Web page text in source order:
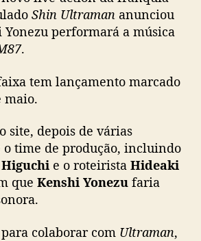
f
o
r
m
i
c
a
p
a
o
Shin Ultraman anunciou
Yonezu performará a música
.
tem lançamento marcado
maio.
site, depois de várias
o time de produção, incluindo
e o roteirista Hideaki
que Kenshi Yonezu faria
colaborar com Ultraman,